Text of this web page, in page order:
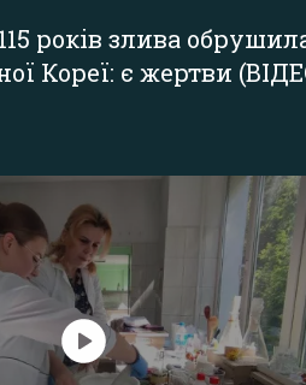
років злива
Кореї: є жертви